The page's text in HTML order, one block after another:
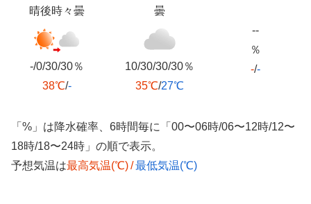
晴後時々曇
-/0/30/30％
38℃/-
曇
10/30/30/30％
35℃/27℃
--
％
-/-
「%」は降水確率、6時間毎に「00〜06時/06〜12時/12〜
18時/18〜24時」の順で表示。
予想気温は最高気温(℃)/最低気温(℃)